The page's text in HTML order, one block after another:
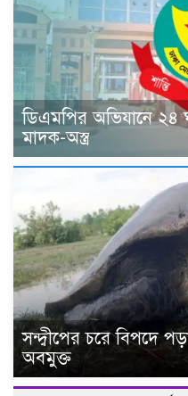
ডিএমপির অভিযানে ২৪
মাদক-অস্ত্র
সন্দ্বীপের চরে বিপদে
অবমুক্ত